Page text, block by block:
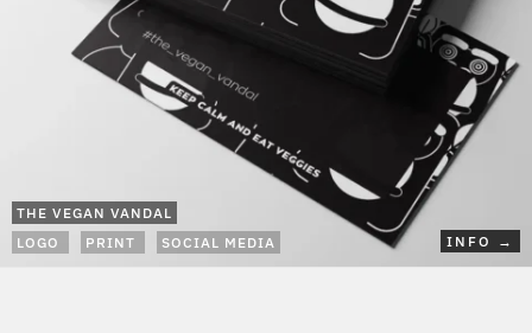
INFO →
LOGO PRINT SOCIAL MEDIA
THE VEGAN VANDAL